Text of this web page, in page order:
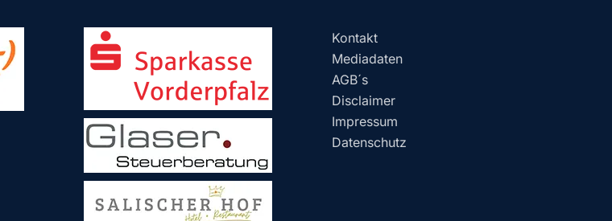
Kontakt
Mediadaten
AGB´s
Disclaimer
Impressum
Datenschutz